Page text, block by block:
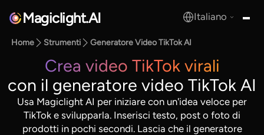
Magiclight.AI Italiano
Home Strumenti Generatore Video TikTok AI
Crea video TikTok virali
con il generatore video TikTok AI
Usa Magiclight AI per iniziare con un'idea veloce per
TikTok e svilupparla. Inserisci testo, post o foto di
prodotti in pochi secondi. Lascia che il generatore